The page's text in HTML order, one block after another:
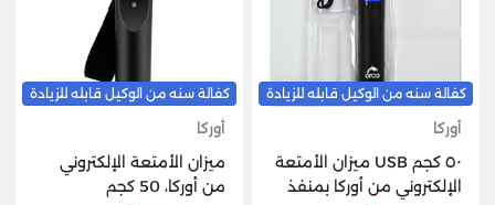
كفالة سنه من الوكيل قابله للزيادة
أوركا
٥٠ كجم USB ميزان الأمتعة
الإلكتروني من أوركا بمنفذ
كفالة سنه من الوكيل قابله للزيادة
أوركا
ميزان الأمتعة الإلكتروني
من أوركا، 50 كجم